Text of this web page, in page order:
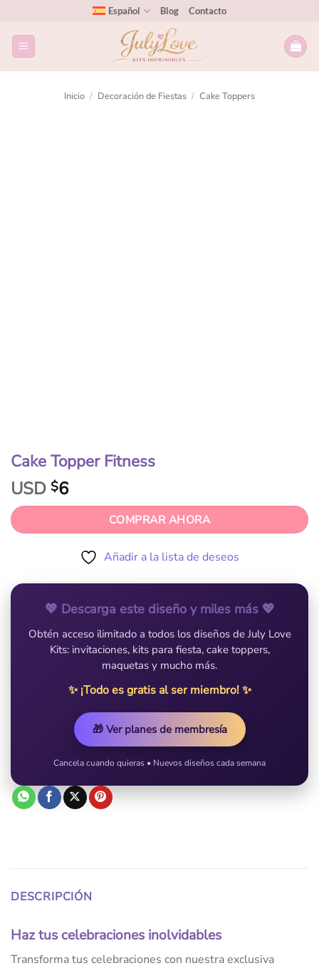
Español Blog Contacto
Inicio / Decoración de Fiestas / Cake Toppers
Cake Topper Fitness
USD $6
COMPRAR AHORA
Añadir a la lista de deseos
💖 Descarga este diseño y miles más 💖
Obtén acceso ilimitado a todos los diseños de July Love
Kits: invitaciones, kits para fiesta, cake toppers,
maquetas y mucho más.
✨ ¡Todo es gratis al ser miembro! ✨
🎁 Ver planes de membresía
Cancela cuando quieras • Nuevos diseños cada semana
DESCRIPCIÓN
Haz tus celebraciones inolvidables
Transforma tus celebraciones con nuestra exclusiva